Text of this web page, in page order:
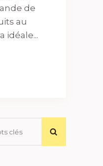
de
au
idéale...